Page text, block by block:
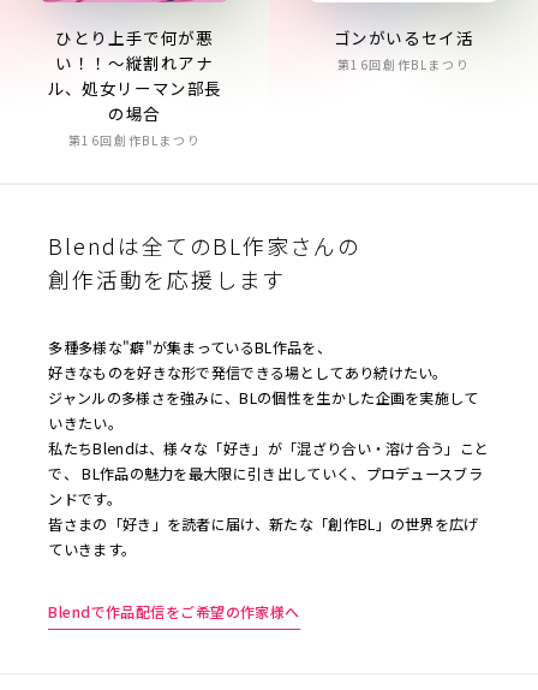
ひとり上手で何が悪
い！！～縦割れアナ
ル、処女リーマン部長
の場合
第16回創作BLまつり
ゴンがいるセイ活
第16回創作BLまつり
Blendは全てのBL作家さんの
創作活動を応援します
多種多様な"癖"が集まっているBL作品を、
好きなものを好きな形で発信できる場としてあり続けたい。
ジャンルの多様さを強みに、BLの個性を生かした企画を実施して
いきたい。
私たちBlendは、様々な「好き」が「混ざり合い・溶け合う」こと
で、 BL作品の魅力を最大限に引き出していく、プロデュースブラ
ンドです。
皆さまの「好き」を読者に届け、新たな「創作BL」の世界を広げ
ていきます。
Blendで作品配信をご希望の作家様へ